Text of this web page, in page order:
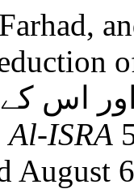
Al-ISRA
August